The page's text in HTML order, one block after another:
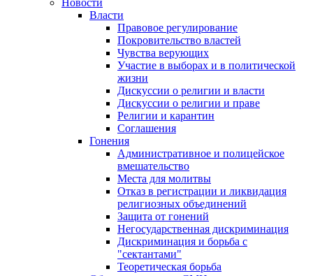
Новости
Власти
Правовое регулирование
Покровительство властей
Чувства верующих
Участие в выборах и в политической
жизни
Дискуссии о религии и власти
Дискуссии о религии и праве
Религии и карантин
Соглашения
Гонения
Административное и полицейское
вмешательство
Места для молитвы
Отказ в регистрации и ликвидация
религиозных объединений
Защита от гонений
Негосударственная дискриминация
Дискриминация и борьба с
"сектантами"
Теоретическая борьба